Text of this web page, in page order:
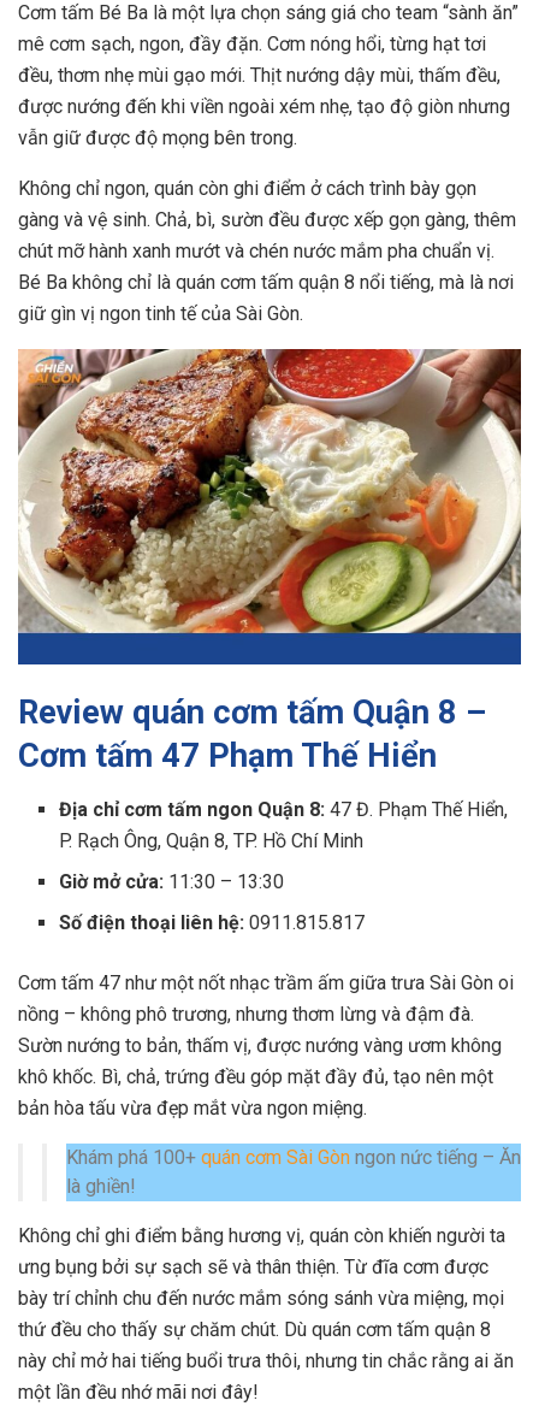
Cơm tấm Bé Ba là một lựa chọn sáng giá cho team “sành ăn”
mê cơm sạch, ngon, đầy đặn. Cơm nóng hổi, từng hạt tơi
đều, thơm nhẹ mùi gạo mới. Thịt nướng dậy mùi, thấm đều,
được nướng đến khi viền ngoài xém nhẹ, tạo độ giòn nhưng
vẫn giữ được độ mọng bên trong.
Không chỉ ngon, quán còn ghi điểm ở cách trình bày gọn
gàng và vệ sinh. Chả, bì, sườn đều được xếp gọn gàng, thêm
chút mỡ hành xanh mướt và chén nước mắm pha chuẩn vị.
Bé Ba không chỉ là quán cơm tấm quận 8 nổi tiếng, mà là nơi
giữ gìn vị ngon tinh tế của Sài Gòn.
Review quán cơm tấm Quận 8 –
Cơm tấm 47 Phạm Thế Hiển
Địa chỉ cơm tấm ngon Quận 8:47 Đ. Phạm Thế Hiển,
P. Rạch Ông, Quận 8, TP. Hồ Chí Minh
Giờ mở cửa: 11:30 – 13:30
Số điện thoại liên hệ:0911.815.817
Cơm tấm 47 như một nốt nhạc trầm ấm giữa trưa Sài Gòn oi
nồng – không phô trương, nhưng thơm lừng và đậm đà.
Sườn nướng to bản, thấm vị, được nướng vàng ươm không
khô khốc. Bì, chả, trứng đều góp mặt đầy đủ, tạo nên một
bản hòa tấu vừa đẹp mắt vừa ngon miệng.
Khám phá 100+ quán cơm Sài Gòn ngon nức tiếng – Ăn
là ghiền!
Không chỉ ghi điểm bằng hương vị, quán còn khiến người ta
ưng bụng bởi sự sạch sẽ và thân thiện. Từ đĩa cơm được
bày trí chỉnh chu đến nước mắm sóng sánh vừa miệng, mọi
thứ đều cho thấy sự chăm chút. Dù quán cơm tấm quận 8
này chỉ mở hai tiếng buổi trưa thôi, nhưng tin chắc rằng ai ăn
một lần đều nhớ mãi nơi đây!